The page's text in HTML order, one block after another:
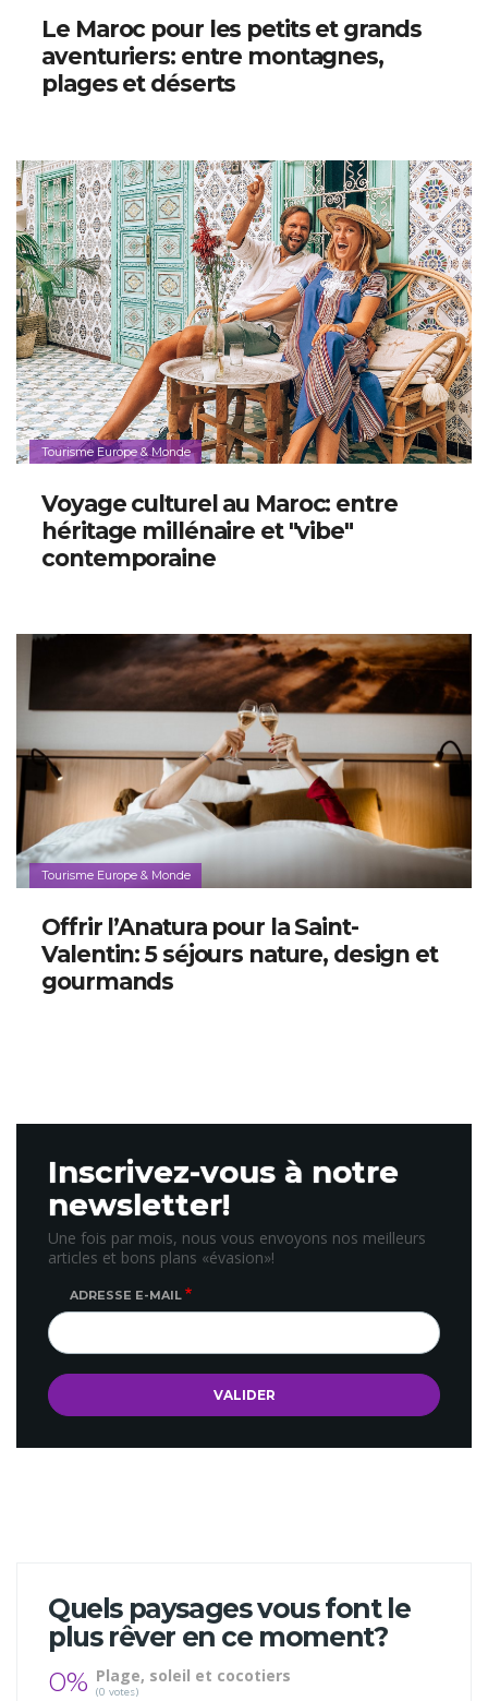
Le Maroc pour les petits et grands
aventuriers: entre montagnes,
plages et déserts
Tourisme Europe & Monde
Voyage culturel au Maroc: entre
héritage millénaire et "vibe"
contemporaine
Tourisme Europe & Monde
Offrir l’Anatura pour la Saint-
Valentin: 5 séjours nature, design et
gourmands
Inscrivez-vous à notre
newsletter!
Une fois par mois, nous vous envoyons nos meilleurs
articles et bons plans «évasion»!
ADRESSE E-MAIL
Quels paysages vous font le
plus rêver en ce moment?
0% Plage, soleil et cocotiers
(0 votes)